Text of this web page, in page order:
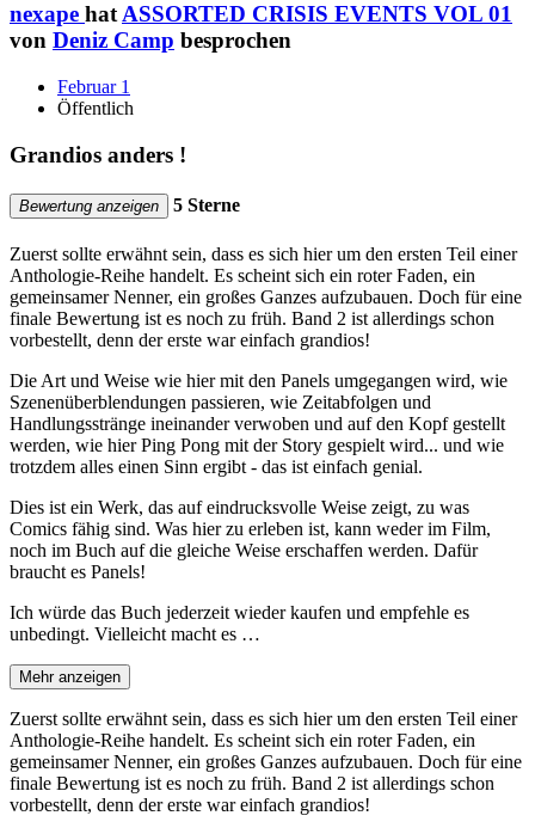
nexape hatASSORTED CRISIS EVENTS VOL 01
von Deniz Camp besprochen
Februar 1
Öffentlich
Grandios anders !
Bewertung anzeigen 5 Sterne
Zuerst sollte erwähnt sein, dass es sich hier um den ersten Teil einer
Anthologie-Reihe handelt. Es scheint sich ein roter Faden, ein
gemeinsamer Nenner, ein großes Ganzes aufzubauen. Doch für eine
finale Bewertung ist es noch zu früh. Band 2 ist allerdings schon
vorbestellt, denn der erste war einfach grandios!
Die Art und Weise wie hier mit den Panels umgegangen wird, wie
Szenenüberblendungen passieren, wie Zeitabfolgen und
Handlungsstränge ineinander verwoben und auf den Kopf gestellt
werden, wie hier Ping Pong mit der Story gespielt wird... und wie
trotzdem alles einen Sinn ergibt - das ist einfach genial.
Dies ist ein Werk, das auf eindrucksvolle Weise zeigt, zu was
Comics fähig sind. Was hier zu erleben ist, kann weder im Film,
noch im Buch auf die gleiche Weise erschaffen werden. Dafür
braucht es Panels!
Ich würde das Buch jederzeit wieder kaufen und empfehle es
unbedingt. Vielleicht macht es …
Mehr anzeigen
Zuerst sollte erwähnt sein, dass es sich hier um den ersten Teil einer
Anthologie-Reihe handelt. Es scheint sich ein roter Faden, ein
gemeinsamer Nenner, ein großes Ganzes aufzubauen. Doch für eine
finale Bewertung ist es noch zu früh. Band 2 ist allerdings schon
vorbestellt, denn der erste war einfach grandios!